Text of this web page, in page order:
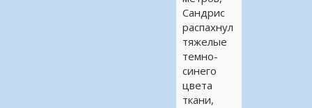
Сандрис
распахнул
тяжелые
темно-
синего
цвета
ткани,